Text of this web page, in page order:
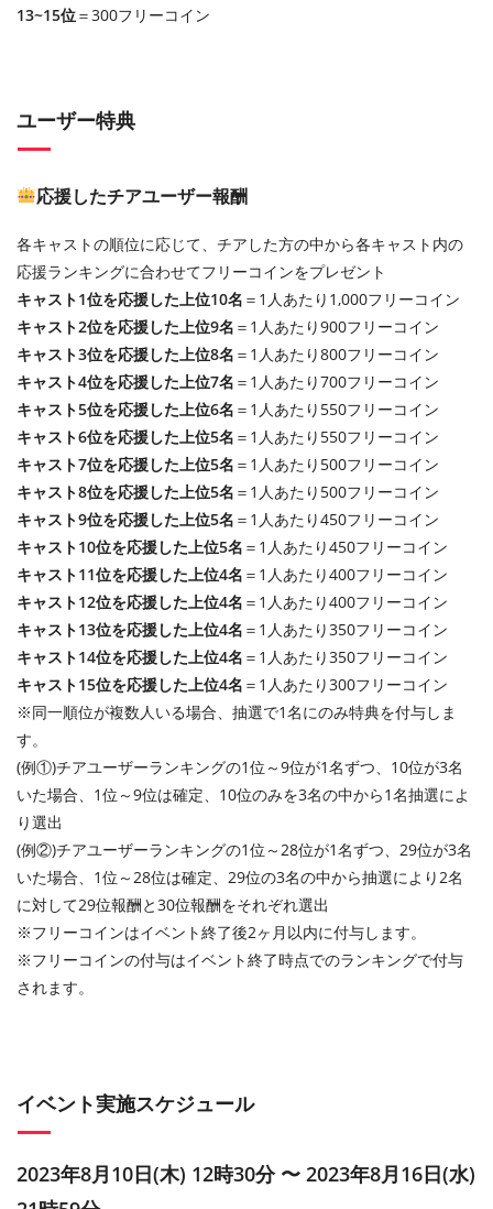
13~15位＝300フリーコイン
ユーザー特典
応援したチアユーザー報酬
各キャストの順位に応じて、チアした方の中から各キャスト内の
応援ランキングに合わせてフリーコインをプレゼント
キャスト1位を応援した上位10名 ＝1人あたり1,000フリーコイン
キャスト2位を応援した上位9名 ＝1人あたり900フリーコイン
キャスト3位を応援した上位8名 ＝1人あたり800フリーコイン
キャスト4位を応援した上位7名 ＝1人あたり700フリーコイン
キャスト5位を応援した上位6名 ＝1人あたり550フリーコイン
キャスト6位を応援した上位5名 ＝1人あたり550フリーコイン
キャスト7位を応援した上位5名 ＝1人あたり500フリーコイン
キャスト8位を応援した上位5名 ＝1人あたり500フリーコイン
キャスト9位を応援した上位5名 ＝1人あたり450フリーコイン
キャスト10位を応援した上位5名 ＝1人あたり450フリーコイン
キャスト11位を応援した上位4名 ＝1人あたり400フリーコイン
キャスト12位を応援した上位4名 ＝1人あたり400フリーコイン
キャスト13位を応援した上位4名 ＝1人あたり350フリーコイン
キャスト14位を応援した上位4名 ＝1人あたり350フリーコイン
キャスト15位を応援した上位4名 ＝1人あたり300フリーコイン
※同一順位が複数人いる場合、抽選で1名にのみ特典を付与しま
す。
(例①)チアユーザーランキングの1位～9位が1名ずつ、10位が3名
いた場合、1位～9位は確定、10位のみを3名の中から1名抽選によ
り選出
(例②)チアユーザーランキングの1位～28位が1名ずつ、29位が3名
いた場合、1位～28位は確定、29位の3名の中から抽選により2名
に対して29位報酬と30位報酬をそれぞれ選出
※フリーコインはイベント終了後2ヶ月以内に付与します。
※フリーコインの付与はイベント終了時点でのランキングで付与
されます。
イベント実施スケジュール
2023年8月10日(木) 12時30分 〜 2023年8月16日(水)